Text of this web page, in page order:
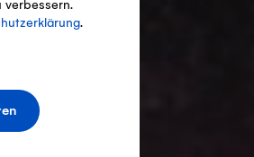
verbessern.
.